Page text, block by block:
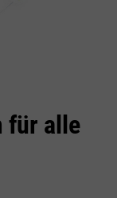
für alle